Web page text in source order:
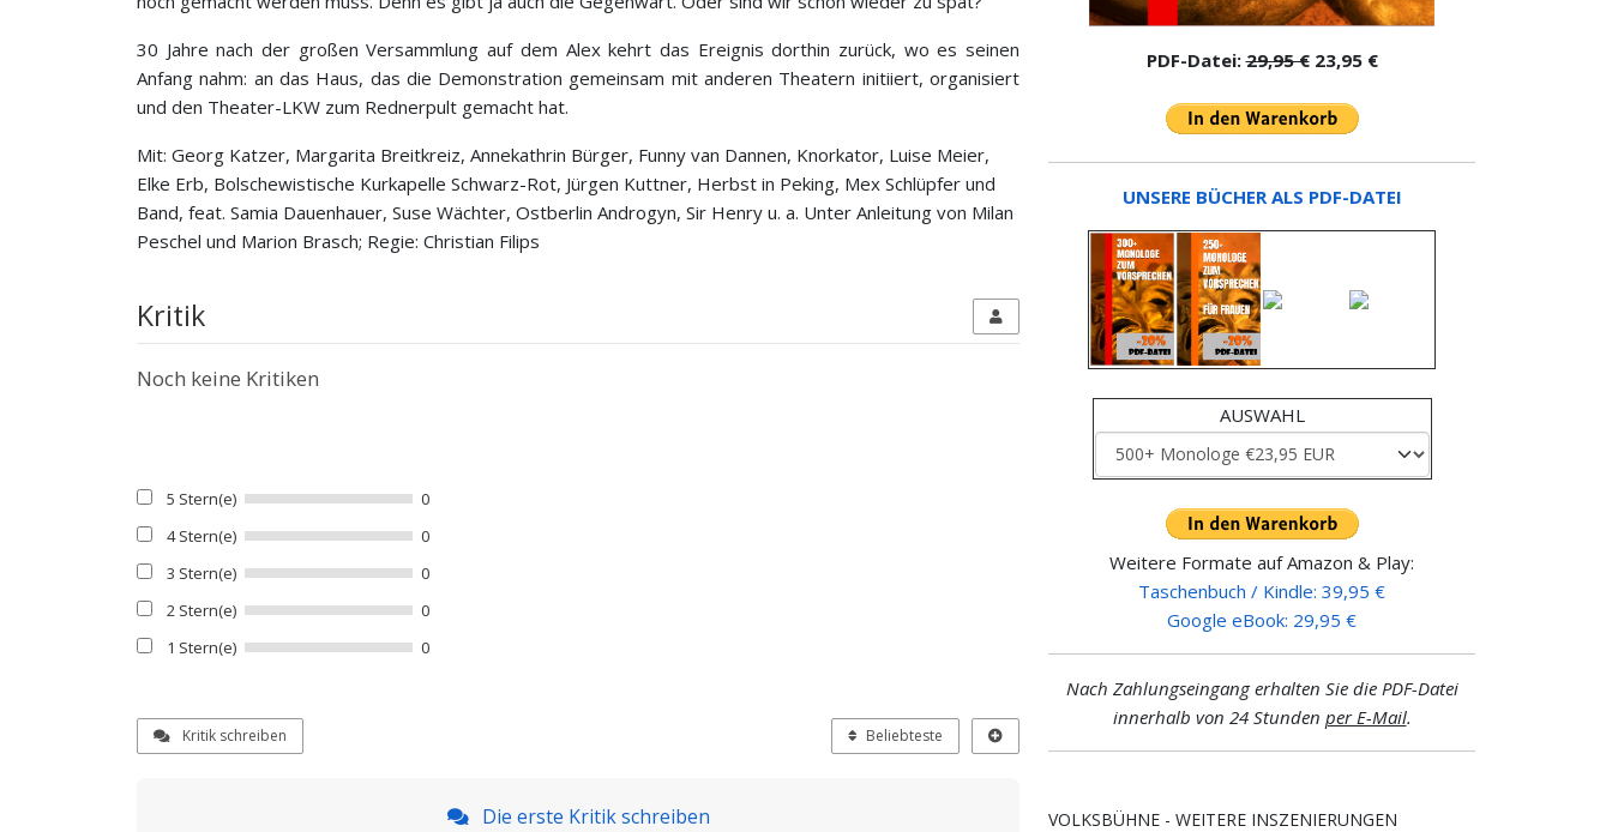
30 Jahre nach der großen Versammlung auf dem Alex kehrt das Ereignis dorthin zurück, wo es seinen
Anfang nahm: an das Haus, das die Demonstration gemeinsam mit anderen Theatern initiiert, organisiert
und den Theater-LKW zum Rednerpult gemacht hat.
Mit: Georg Katzer, Margarita Breitkreiz, Annekathrin Bürger, Funny van Dannen, Knorkator, Luise Meier,
Elke Erb, Bolschewistische Kurkapelle Schwarz-Rot, Jürgen Kuttner, Herbst in Peking, Mex Schlüpfer und
Band, feat. Samia Dauenhauer, Suse Wächter, Ostberlin Androgyn, Sir Henry u. a. Unter Anleitung von Milan
Peschel und Marion Brasch; Regie: Christian Filips
Kritik
Noch keine Kritiken
5 Stern(e)
0
4 Stern(e)
0
3 Stern(e)
0
2 Stern(e)
0
1 Stern(e)
0
Kritik schreiben Beliebteste
Die erste Kritik schreiben
PDF-Datei:29,95 €23,95 €
UNSERE BÜCHER ALS PDF-DATEI
AUSWAHL
Weitere Formate auf Amazon & Play:
Taschenbuch / Kindle: 39,95 €
Google eBook: 29,95 €
Nach Zahlungseingang erhalten Sie die PDF-Datei
innerhalb von 24 Stunden per E-Mail.
VOLKSBÜHNE - WEITERE INSZENIERUNGEN